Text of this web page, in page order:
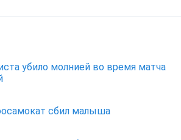
убило молнией во время матча
сбил малыша